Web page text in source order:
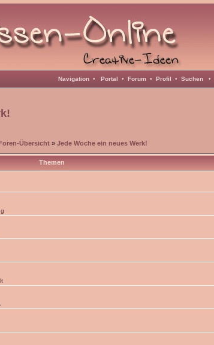
Navigation • Portal • Forum • Profil • Suchen •
Übersicht » Jede Woche ein neues Werk!
Themen